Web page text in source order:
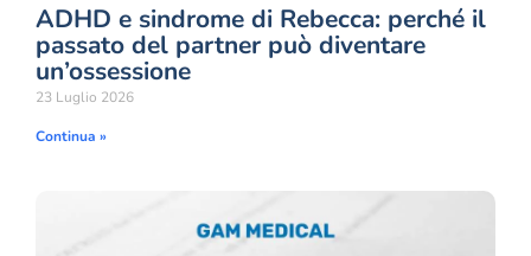
ADHD e sindrome di Rebecca: perché il
passato del partner può diventare
un’ossessione
23 Luglio 2026
Continua »